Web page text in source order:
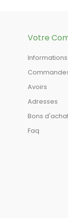
Votre
Avoirs
Adresses
Bons
Faq